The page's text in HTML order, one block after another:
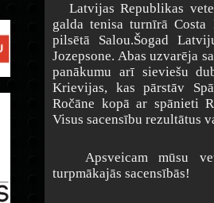
Latvijas Republikas
galda tenisa turnīrā Costa
pilsētā Salou.Šogad
Jozepsone. Abas uzvarēja
panākumu arī sieviešu
Krievijas, kas pārstāv
Ročāne kopā ar spānieti
Visus sacensību rezultātus
Apsveicam mūsu
turpmākajās sacensībās!